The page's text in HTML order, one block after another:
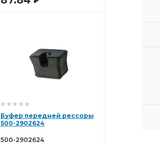
Буфер передней рессоры
500-2902624
500-2902624